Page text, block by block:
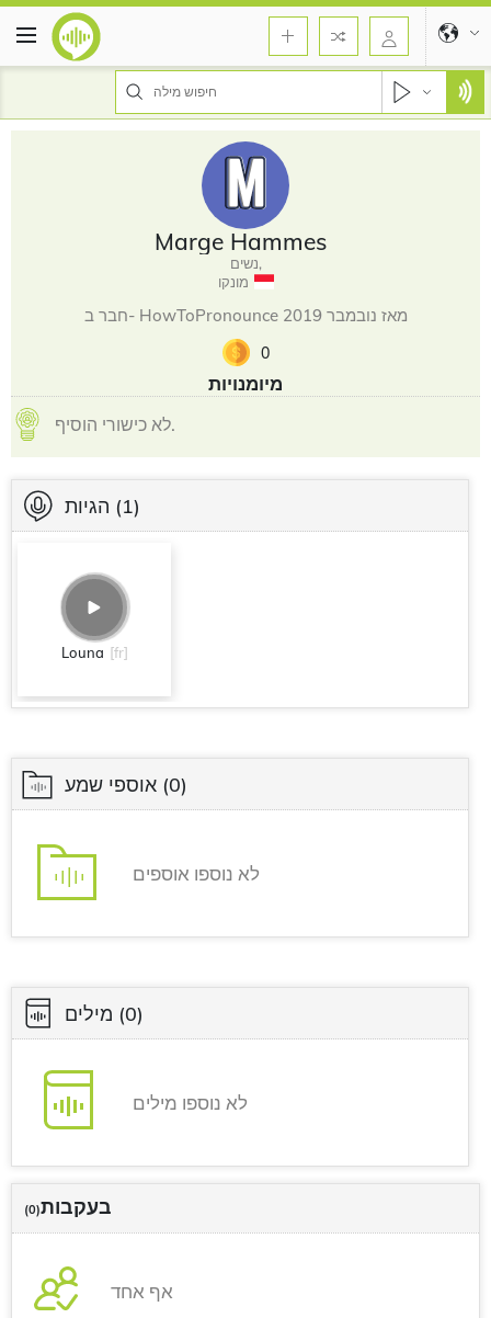
Marge Hammes
נשים,
מונקו
חבר ב- HowToPronounce מאז נובמבר 2019
0
מיומנויות
לא כישורי הוסיף.
הגיות (1)
Louna [fr]
אוספי שמע (0)
לא נוספו אוספים
מילים (0)
לא נוספו מילים
בעקבות(0)
אף אחד